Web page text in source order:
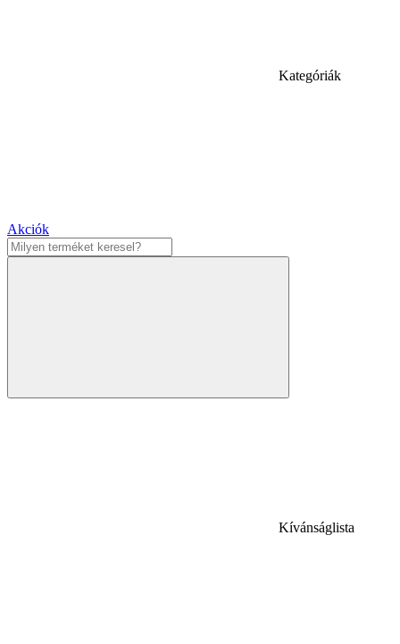
Kategóriák
Akciók
Kívánságlista